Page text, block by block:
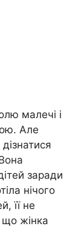
малечі і
Але
заради
нічого
її не
що жінка